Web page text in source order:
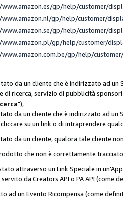
gp/help/customer/
gp/help/customer/
gp/help/customer/
gp/help/customer/
gp/help/
da un cliente che è indirizzato ad
di ricerca, servizio di pubblicità
"),
da un cliente che è indirizzato ad
su un link o di intraprendere
da un cliente, qualora tale cliente
che non è correttamente
attraverso un Link Speciale in
da Creators API o PA API
ad un Evento Ricompensa (come